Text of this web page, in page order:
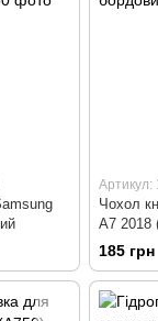
Артикул:
Чохол
A7 2018
185 грн